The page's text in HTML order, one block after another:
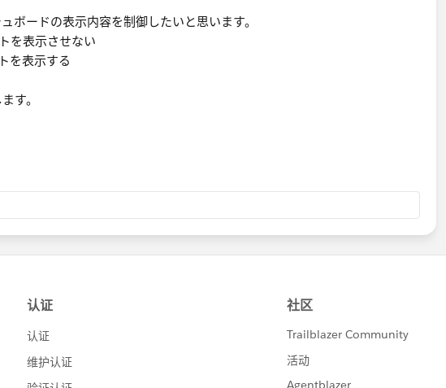
ボードの表示内容を制御したいと思います。
を表示させない
を表示する
す。